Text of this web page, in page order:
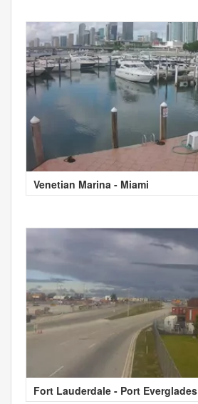
Venetian Marina - Miami
Fort Lauderdale - Port Everglades